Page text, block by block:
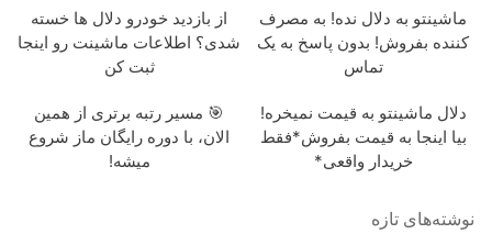
ماشینتو به دلال نده! به مصرف
کننده بفروش! بدون پاسخ به یک
تماس
از بازدید خودرو دلال ها خسته
شدی؟ اطلاعات ماشینت رو اینجا
ثبت کن
دلال ماشینتو به قیمت نمیخره!
بیا اینجا به قیمت بفروش*فقط
خریدار واقعی*
🎯 مسیر رتبه برتری از همین
الان، با دوره رایگان ماز شروع
میشه!
نوشته‌های تازه